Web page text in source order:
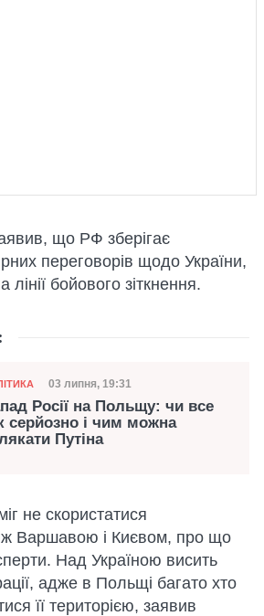
що РФ зберігає
переговорів щодо України,
лінії бойового зіткнення.
Дата публікації
03 липня, 19:31
Росії на Польщу: чи все
серйозно і чим можна
Путіна
не скористатися
Варшавою і Києвом, про що
Над Україною висить
адже в Польщі багато хто
її територією, заявив